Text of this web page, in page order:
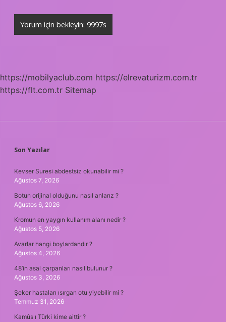
https://mobilyaclub.com https://elrevaturizm.com.tr
https://flt.com.tr Sitemap
SIDEBAR
Son Yazılar
Kevser Suresi abdestsiz okunabilir mi ?
Ağustos 7, 2026
Botun orijinal olduğunu nasıl anlarız ?
Ağustos 6, 2026
Kromun en yaygın kullanım alanı nedir ?
Ağustos 5, 2026
Avarlar hangi boylardandır ?
Ağustos 4, 2026
48’in asal çarpanları nasıl bulunur ?
Ağustos 3, 2026
Şeker hastaları ısırgan otu yiyebilir mi ?
Temmuz 31, 2026
Kamûs ı Türki kime aittir ?